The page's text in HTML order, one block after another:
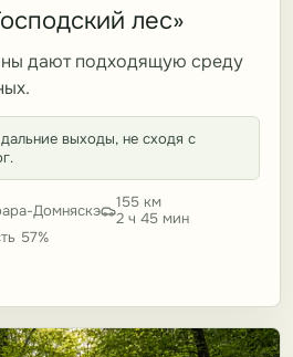
лес»
дают подходящую среду
выходы, не сходя с
Домняскэ
155 км
2 ч 45 мин
57%